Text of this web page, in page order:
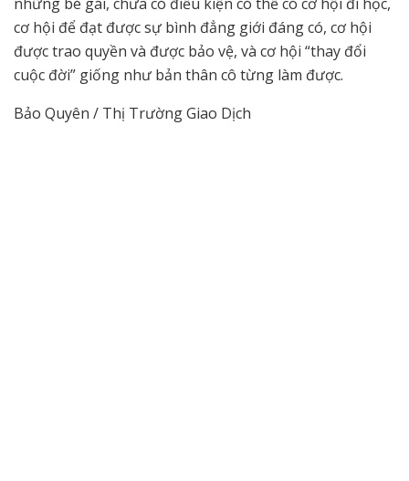
cơ hội để đạt được sự bình đẳng giới đáng có, cơ hội
được trao quyền và được bảo vệ, và cơ hội “thay đổi
cuộc đời” giống như bản thân cô từng làm được.
Bảo Quyên / Thị Trường Giao Dịch